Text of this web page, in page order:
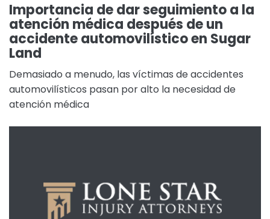
Importancia de dar seguimiento a la
atención médica después de un
accidente automovilístico en Sugar
Land
Demasiado a menudo, las víctimas de accidentes
automovilísticos pasan por alto la necesidad de
atención médica